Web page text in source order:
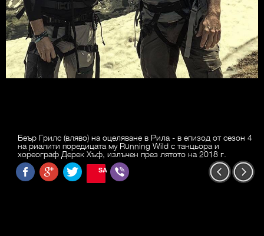
Беър Грилс (вляво) на оцеляване в Рила - в епизод от сезон 4
на риалити поредицата му Running Wild с танцьора и
хореограф Дерек Хъф, излъчен през лятото на 2018 г.
SAVE